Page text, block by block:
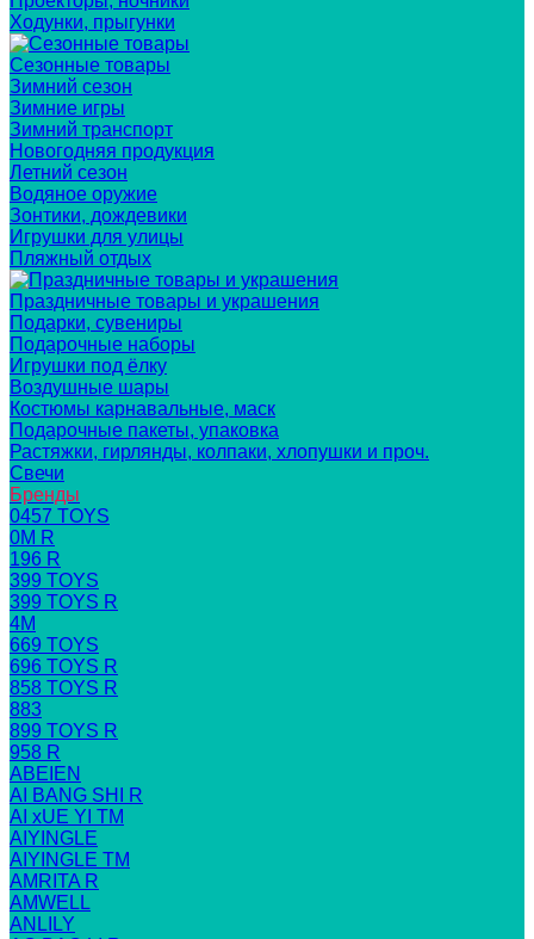
Ходунки, прыгунки
Сезонные товары
Зимний сезон
Зимние игры
Зимний транспорт
Новогодняя продукция
Летний сезон
Водяное оружие
Зонтики, дождевики
Игрушки для улицы
Пляжный отдых
Праздничные товары и украшения
Подарки, сувениры
Подарочные наборы
Игрушки под ёлку
Воздушные шары
Костюмы карнавальные, маск
Подарочные пакеты, упаковка
Растяжки, гирлянды, колпаки, хлопушки и проч.
Свечи
Бренды
0457 TOYS
0M R
196 R
399 TOYS
399 TOYS R
4M
669 TOYS
696 TOYS R
858 TOYS R
883
899 TOYS R
958 R
ABEIEN
AI BANG SHI R
AI xUE YI TM
AIYINGLE
AIYINGLE TM
AMRITA R
AMWELL
ANLILY